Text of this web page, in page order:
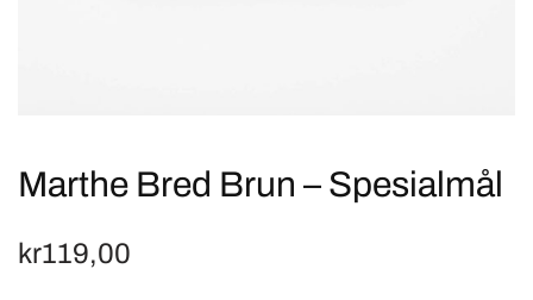
Marthe Bred Brun – Spesialmål
kr119,00